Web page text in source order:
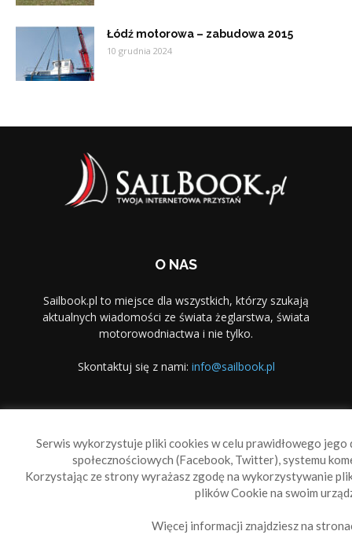
Łódź motorowa – zabudowa 2015
10 grudnia 2024
O NAS
Sailbook.pl to miejsce dla wszystkich, którzy szukają
aktualnych wiadomości ze świata żeglarstwa, świata
motorowodniactwa i nie tylko.
Skontaktuj się z nami: info@sailbook.pl
Reklama
Polityka prywatności
Serwis wykorzystuje pliki cookies w celu prawidłowego
społecznościowych (Facebook, Twitter), systemu
Korzystając ze strony wyrażasz zgodę na wykorzystywanie
plików Cookie na swoim
Więcej informacji znajdziesz na